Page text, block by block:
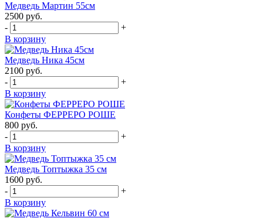
Медведь Мартин 55см
2500 руб.
-
+
В корзину
Медведь Ника 45см
2100 руб.
-
+
В корзину
Конфеты ФЕРРЕРО РОШЕ
800 руб.
-
+
В корзину
Медведь Топтыжка 35 см
1600 руб.
-
+
В корзину